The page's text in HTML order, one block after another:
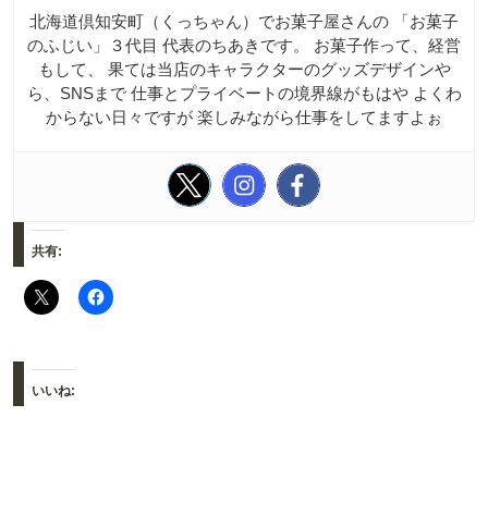
北海道倶知安町（くっちゃん）でお菓子屋さんの 「お菓子
のふじい」３代目 代表のちあきです。 お菓子作って、経営
もして、 果ては当店のキャラクターのグッズデザインや
ら、SNSまで 仕事とプライベートの境界線がもはや よくわ
からない日々ですが 楽しみながら仕事をしてますよぉ
共有:
いいね: